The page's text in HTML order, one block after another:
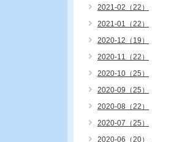
2021-02（22）
2021-01（22）
2020-12（19）
2020-11（22）
2020-10（25）
2020-09（25）
2020-08（22）
2020-07（25）
2020-06（20）